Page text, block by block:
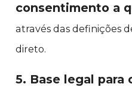
consentimento a
através das definições
direto.
5. Base legal para